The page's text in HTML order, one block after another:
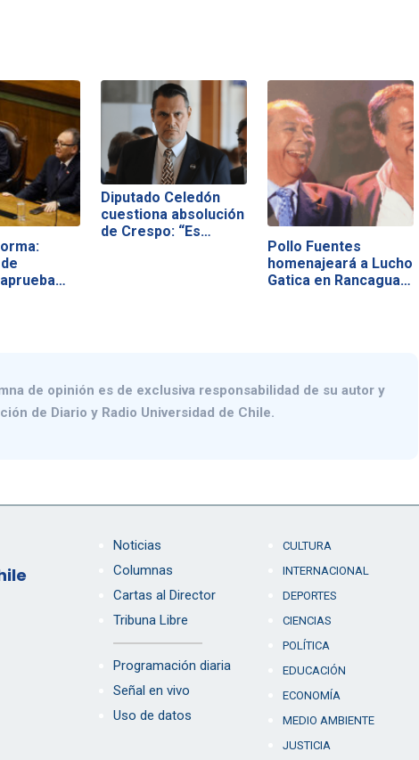
Diputado Celedón
cuestiona absolución
de Crespo: “Es…
Pollo Fuentes
homenajeará a Lucho
Gatica en Rancagua…
de opinión es de exclusiva responsabilidad de su autor y
de Diario y Radio Universidad de Chile.
Noticias
Columnas
Cartas al Director
Tribuna Libre
Programación diaria
Señal en vivo
Uso de datos
CULTURA
INTERNACIONAL
DEPORTES
CIENCIAS
POLÍTICA
EDUCACIÓN
ECONOMÍA
MEDIO AMBIENTE
JUSTICIA